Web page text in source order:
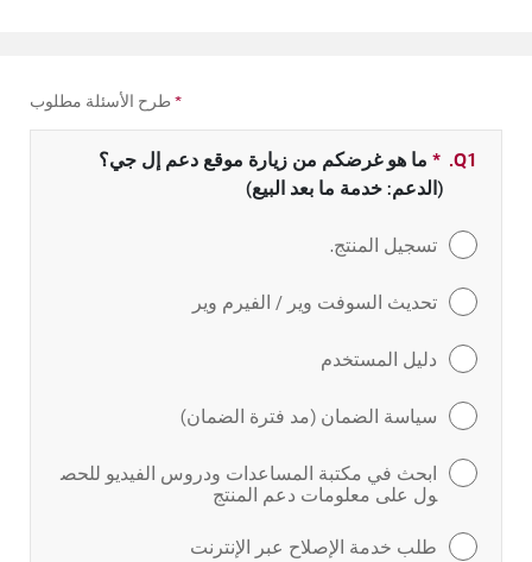
* طرح الأسئلة مطلوب
Q1.
* حقل مطلوب
ما هو غرضكم من زيارة موقع دعم إل جي؟
(الدعم: خدمة ما بعد البيع)
تسجيل المنتج.
تحديث السوفت وير / الفيرم وير
دليل المستخدم
سياسة الضمان (مد فترة الضمان)
ابحث في مكتبة المساعدات ودروس الفيديو للحص
ول على معلومات دعم المنتج
طلب خدمة الإصلاح عبر الإنترنت